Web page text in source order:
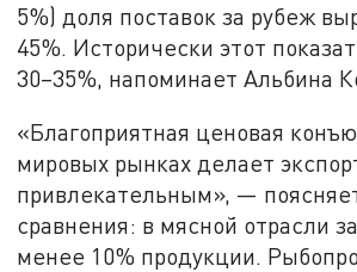
5%) доля поставок за рубеж
45%. Исторически этот
30–35%, напоминает Альбина
«Благоприятная ценовая
мировых рынках делает
привлекательным», —
сравнения: в мясной отрасли
менее 10% продукции.